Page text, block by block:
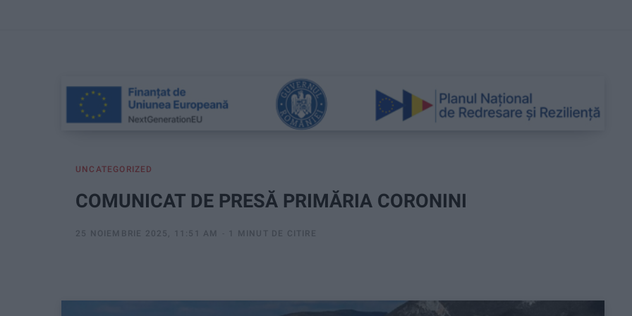
UNCATEGORIZED
COMUNICAT DE PRESĂ PRIMĂRIA CORONINI
25 NOIEMBRIE 2025, 11:51 AM 1 MINUT DE CITIRE